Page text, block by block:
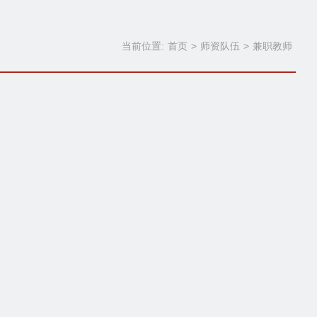
当前位置: 首页 > 师资队伍 > 兼职教师